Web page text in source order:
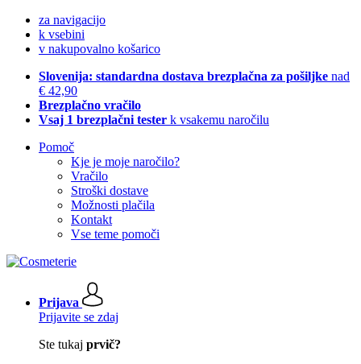
za navigacijo
k vsebini
v nakupovalno košarico
Slovenija: standardna dostava brezplačna za pošiljke nad
€ 42,90
Brezplačno vračilo
Vsaj 1 brezplačni tester k vsakemu naročilu
Pomoč
Kje je moje naročilo?
Vračilo
Stroški dostave
Možnosti plačila
Kontakt
Vse teme pomoči
Prijava
Prijavite se zdaj
Ste tukaj prvič?